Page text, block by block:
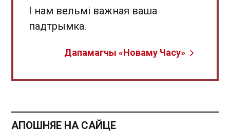
І нам вельмі важная ваша
падтрымка.
Дапамагчы «Новаму Часу»
АПОШНЯЕ НА САЙЦЕ